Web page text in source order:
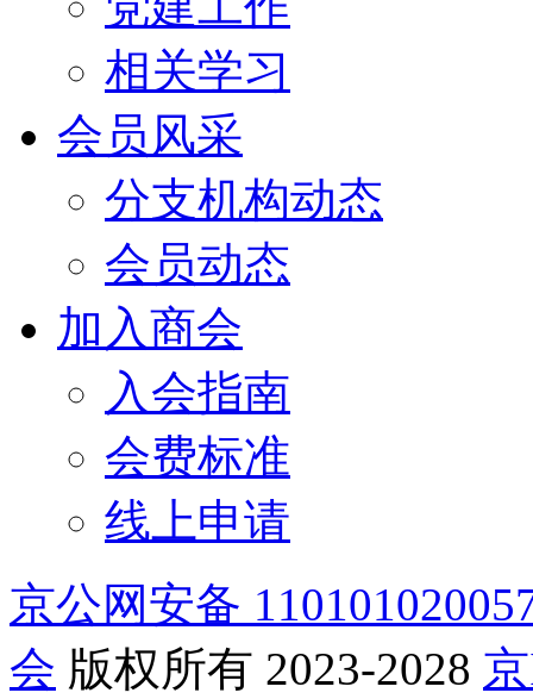
相关学习
会员风采
分支机构动态
会员动态
加入商会
入会指南
会费标准
线上申请
京公网安备
会 版权所有 2023-2028